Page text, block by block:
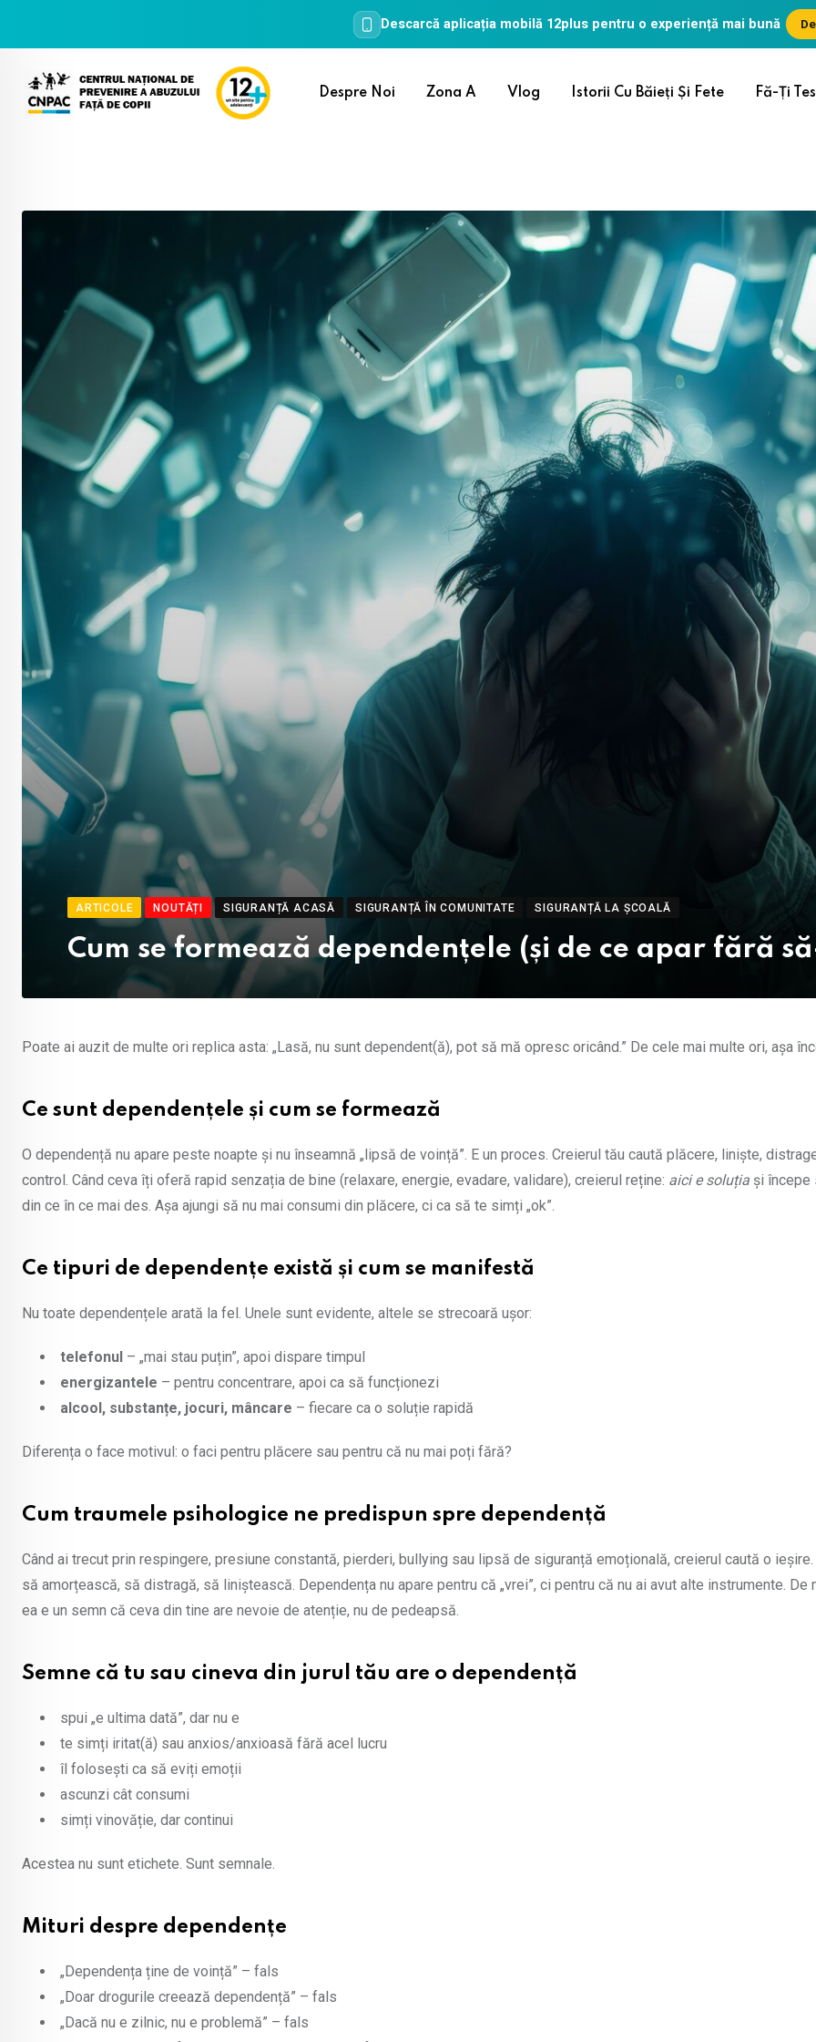
Descarcă aplicația mobilă 12pluspentru o experiență mai bună
content
Despre Noi Zona A Vlog Istorii Cu Băieți Și Fete Fă-Ți
ARTICOLE NOUTĂȚI SIGURANȚĂ ACASĂ SIGURANȚĂ ÎN COMUNITATE SIGURANȚĂ LA ȘCOALĂ
Cum se formează dependențele (și de ce apar fără
Poate ai auzit de multe ori replica asta: „Lasă, nu sunt dependent(ă), pot să mă opresc oricând.” De cele mai multe ori, așa
Ce sunt dependențele și cum se formează
O dependență nu apare peste noapte și nu înseamnă „lipsă de voință”. E un proces. Creierul tău caută plăcere, liniște,
control. Când ceva îți oferă rapid senzația de bine (relaxare, energie, evadare, validare), creierul reține: aici e soluția și începe
din ce în ce mai des. Așa ajungi să nu mai consumi din plăcere, ci ca să te simți „ok”.
Ce tipuri de dependențe există și cum se manifestă
Nu toate dependențele arată la fel. Unele sunt evidente, altele se strecoară ușor:
telefonul – „mai stau puțin”, apoi dispare timpul
energizantele – pentru concentrare, apoi ca să funcționezi
alcool, substanțe, jocuri, mâncare – fiecare ca o soluție rapidă
Diferența o face motivul: o faci pentru plăcere sau pentru că nu mai poți fără?
Cum traumele psihologice ne predispun spre dependență
Când ai trecut prin respingere, presiune constantă, pierderi, bullying sau lipsă de siguranță emoțională, creierul caută o ieșire.
să amorțească, să distragă, să liniștească. Dependența nu apare pentru că „vrei”, ci pentru că nu ai avut alte instrumente. De
ea e un semn că ceva din tine are nevoie de atenție, nu de pedeapsă.
Semne că tu sau cineva din jurul tău are o dependență
spui „e ultima dată”, dar nu e
te simți iritat(ă) sau anxios/anxioasă fără acel lucru
îl folosești ca să eviți emoții
ascunzi cât consumi
simți vinovăție, dar continui
Acestea nu sunt etichete. Sunt semnale.
Mituri despre dependențe
„Dependența ține de voință” – fals
„Doar drogurile creează dependență” – fals
„Dacă nu e zilnic, nu e problemă” – fals